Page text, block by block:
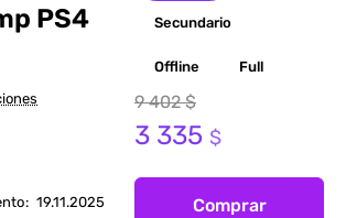
PS4
: 19.11.2025
Secundario
Offline Full
9 402 $
3 335 $
Comprar